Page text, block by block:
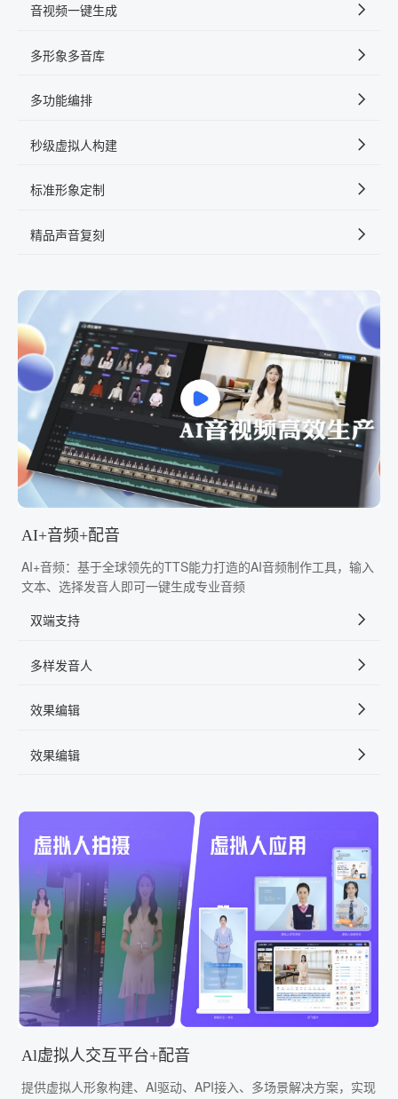
音视频一键生成
多形象多音库
多功能编排
秒级虚拟人构建
标准形象定制
精品声音复刻
AI+音频+配音
AI+音频：基于全球领先的TTS能力打造的AI音频制作工具，输入
文本、选择发音人即可一键生成专业音频
双端支持
多样发音人
效果编辑
效果编辑
Al虚拟人交互平台+配音
提供虚拟人形象构建、AI驱动、API接入、多场景解决方案，实现